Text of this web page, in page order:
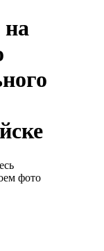
на
фото